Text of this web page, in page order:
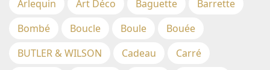
Arlequin
Art Déco Baguette
Barrette
Bombé
Boucle Boule
Bouée
BUTLER & WILSON
Cadeau
Carré